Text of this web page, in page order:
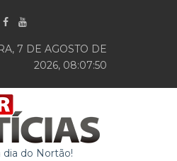
7 DE AGOSTO DE
2026, 08:07:51
dia do Nortão!